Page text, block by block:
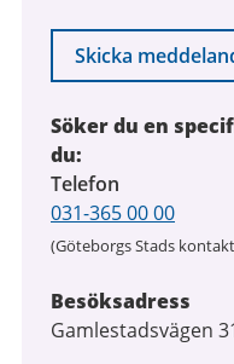
Skicka
Söker du en
du:
Telefon
031-365 00 00
(Göteborgs Stads
Besöksadress
Gamlestadsvägen